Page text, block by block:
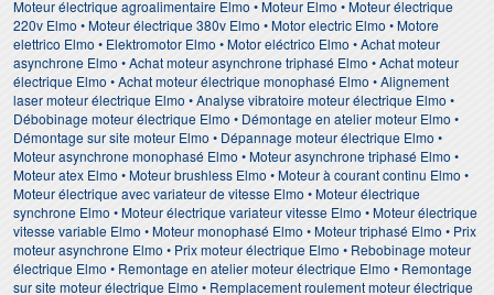
Moteur électrique agroalimentaire Elmo • Moteur Elmo • Moteur électrique
220v Elmo • Moteur électrique 380v Elmo • Motor electric Elmo • Motore
elettrico Elmo • Elektromotor Elmo • Motor eléctrico Elmo • Achat moteur
asynchrone Elmo • Achat moteur asynchrone triphasé Elmo • Achat moteur
électrique Elmo • Achat moteur électrique monophasé Elmo • Alignement
laser moteur électrique Elmo • Analyse vibratoire moteur électrique Elmo •
Débobinage moteur électrique Elmo • Démontage en atelier moteur Elmo •
Démontage sur site moteur Elmo • Dépannage moteur électrique Elmo •
Moteur asynchrone monophasé Elmo • Moteur asynchrone triphasé Elmo •
Moteur atex Elmo • Moteur brushless Elmo • Moteur à courant continu Elmo •
Moteur électrique avec variateur de vitesse Elmo • Moteur électrique
synchrone Elmo • Moteur électrique variateur vitesse Elmo • Moteur électrique
vitesse variable Elmo • Moteur monophasé Elmo • Moteur triphasé Elmo • Prix
moteur asynchrone Elmo • Prix moteur électrique Elmo • Rebobinage moteur
électrique Elmo • Remontage en atelier moteur électrique Elmo • Remontage
sur site moteur électrique Elmo • Remplacement roulement moteur électrique